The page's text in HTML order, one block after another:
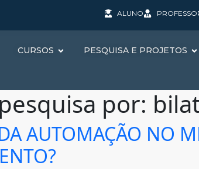
ALUNO
CURSOS PESQUISA E PROJETOS
por:
AUTOMAÇÃO NO